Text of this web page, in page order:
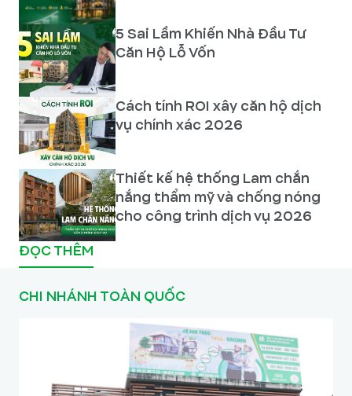
5 Sai Lầm Khiến Nhà Đầu Tư
Căn Hộ Lỗ Vốn
Cách tính ROI xây căn hộ dịch
vụ chính xác 2026
Thiết kế hệ thống Lam chắn
nắng thẩm mỹ và chống nóng
cho công trình dịch vụ 2026
ĐỌC THÊM
CHI NHÁNH TOÀN QUỐC